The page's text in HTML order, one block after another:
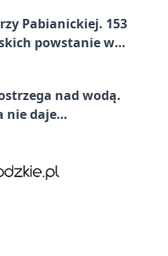
Pabianickiej. 153
powstanie w
nad wodą.
nie daje